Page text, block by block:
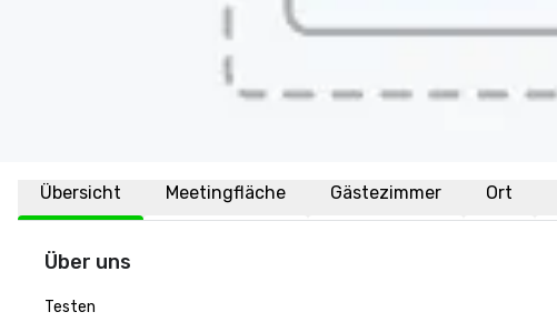
Übersicht Meetingfläche Gästezimmer Ort
Über uns
Testen